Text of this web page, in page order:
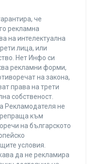
че
рекламна
на интелектуална
лица, или
Нет Инфо си
рекламни форми,
на закона,
права на трети
собственост.
Рекламодателя не
към
на българското
условия.
да не рекламира